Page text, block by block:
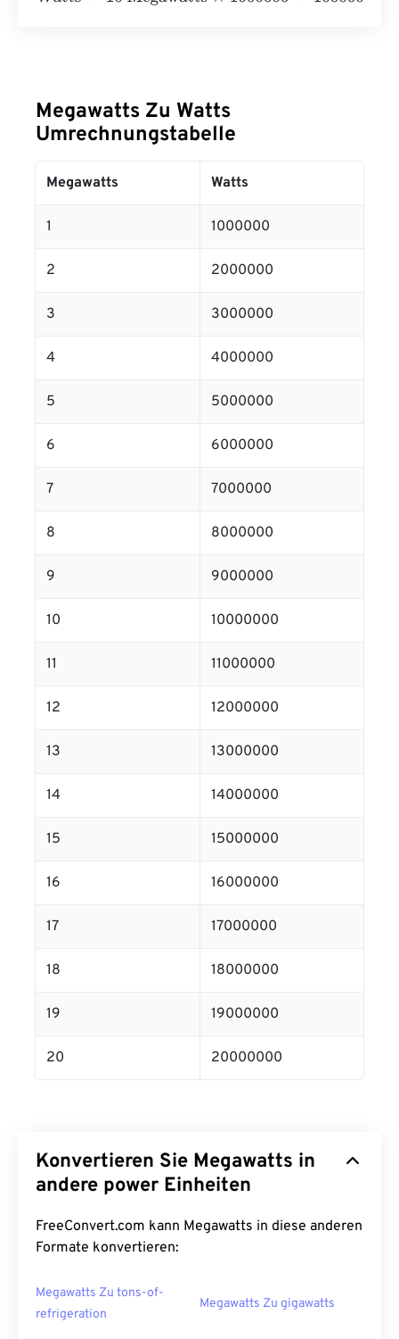
Megawatts Zu Watts
Umrechnungstabelle
Megawatts Watts
1 1000000
2 2000000
3 3000000
4 4000000
5 5000000
6 6000000
7 7000000
8 8000000
9 9000000
10 10000000
11 11000000
12 12000000
13 13000000
14 14000000
15 15000000
16 16000000
17 17000000
18 18000000
19 19000000
20 20000000
Konvertieren Sie Megawatts in
andere power Einheiten
FreeConvert.com kann Megawatts in diese anderen
Formate konvertieren:
Megawatts Zu tons-of-
refrigeration
Megawatts Zu gigawatts